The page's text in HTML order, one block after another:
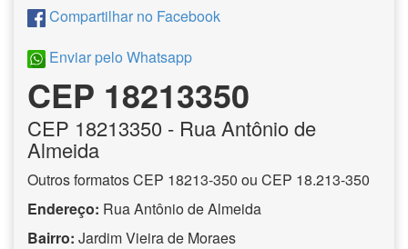
Compartilhar no Facebook
Enviar pelo Whatsapp
CEP 18213350
CEP 18213350 - Rua Antônio de
Almeida
Outros formatos CEP 18213-350 ou CEP 18.213-350
Endereço: Rua Antônio de Almeida
Bairro: Jardim Vieira de Moraes